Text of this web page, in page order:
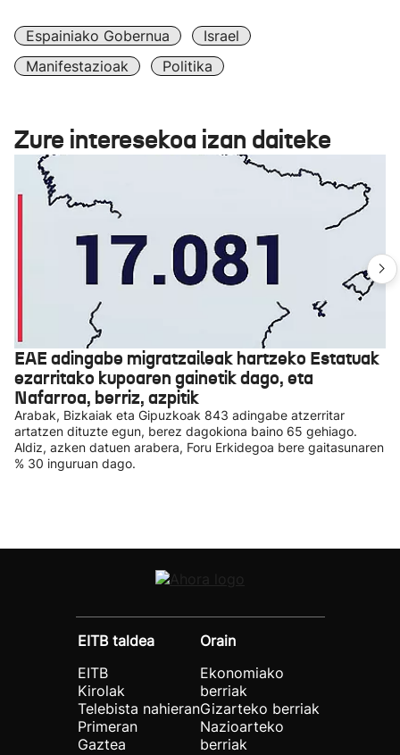
Espainiako Gobernua
Israel
Manifestazioak
Politika
Zure interesekoa izan daiteke
EAE adingabe migratzaileak hartzeko Estatuak
ezarritako kupoaren gainetik dago, eta
Nafarroa, berriz, azpitik
Arabak, Bizkaiak eta Gipuzkoak 843 adingabe atzerritar
artatzen dituzte egun, berez dagokiona baino 65 gehiago.
Aldiz, azken datuen arabera, Foru Erkidegoa bere gaitasunaren
% 30 inguruan dago.
EITB taldea
EITB
Kirolak
Telebista nahieran
Primeran
Gaztea
Orain
Ekonomiako
berriak
Gizarteko berriak
Nazioarteko
berriak